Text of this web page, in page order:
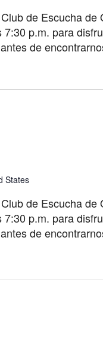
de Escucha
p.m. para
de
States
de Escucha
p.m. para
de